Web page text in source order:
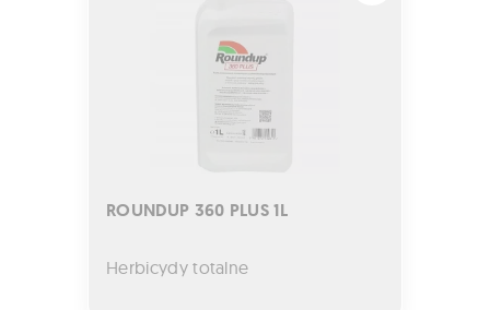
ROUNDUP 360 PLUS 1L
Herbicydy totalne